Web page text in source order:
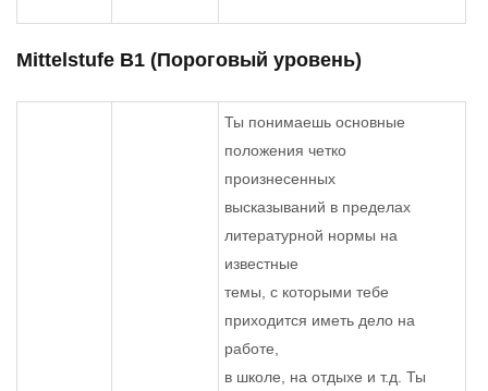
Mittelstufe В1 (Пороговый уровень)
Ты понимаешь основные
положения четко
произнесенных
высказываний в пределах
литературной нормы на
известные
темы, с которыми тебе
приходится иметь дело на
работе,
в школе, на отдыхе и т.д. Ты